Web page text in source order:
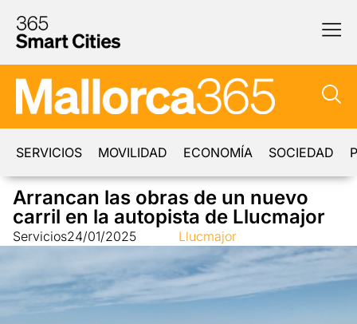
SERVICIOS MOVILIDAD ECONOMÍA SOCIEDAD
Arrancan las obras de un nuevo
carril en la autopista de Llucmajor
Servicios24/01/2025 Llucmajor